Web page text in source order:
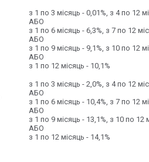
з 1 по 3 місяць - 0,01%, з 4 по 12
АБО
з 1 по 6 місяць - 6,3%, з 7 по 12
АБО
з 1 по 9 місяць - 9,1%, з 10 по 12
АБО
з 1 по 12 місяць - 10,1%
з 1 по 3 місяць - 2,0%, з 4 по 12
АБО
з 1 по 6 місяць - 10,4%, з 7 по 12
АБО
з 1 по 9 місяць - 13,1%, з 10 по
АБО
з 1 по 12 місяць - 14,1%